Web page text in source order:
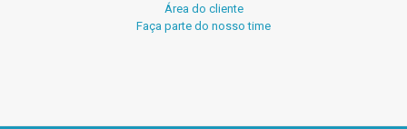
Área do cliente
Faça parte do nosso time